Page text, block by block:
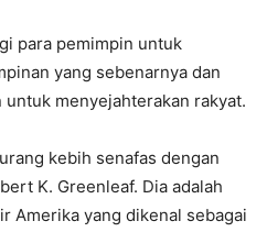
para pemimpin untuk
yang sebenarnya dan
menyejahterakan rakyat.
kebih senafas dengan
K. Greenleaf. Dia adalah
Amerika yang dikenal sebagai